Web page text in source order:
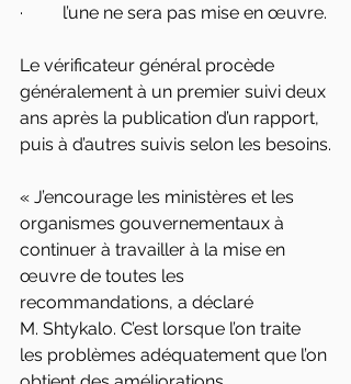
·         l’une ne sera pas mise en œuvre.
Le vérificateur général procède
généralement à un premier suivi deux
ans après la publication d’un rapport,
puis à d’autres suivis selon les besoins.
« J’encourage les ministères et les
organismes gouvernementaux à
continuer à travailler à la mise en
œuvre de toutes les
recommandations, a déclaré
M. Shtykalo. C’est lorsque l’on traite
les problèmes adéquatement que l’on